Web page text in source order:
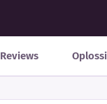
Reviews